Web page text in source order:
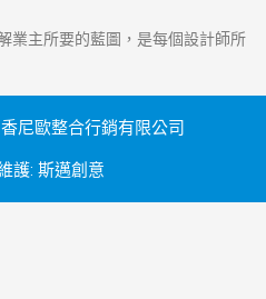
業主所要的藍圖，是每個設計師所
尼歐整合行銷有限公司
護: 斯邁創意